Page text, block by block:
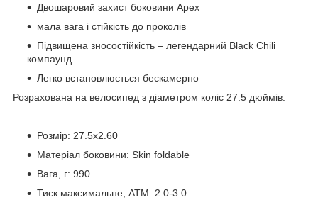
Двошаровий захист боковини Apex
мала вага і стійкість до проколів
Підвищена зносостійкість – легендарний Black Chili
компаунд
Легко встановлюється бескамерно
Розрахована на велосипед з діаметром коліс 27.5 дюймів:
Розмір: 27.5x2.60
Матеріал боковини: Skin foldable
Вага, г: 990
Тиск максимальне, АТМ: 2.0-3.0